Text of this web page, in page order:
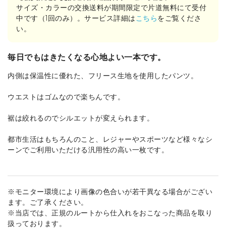
サイズ・カラーの交換送料が期間限定で片道無料にて受付
中です（1回のみ）。サービス詳細は こちらをご覧くださ
い。
毎日でもはきたくなる心地よい一本です。
内側は保温性に優れた、フリース生地を使用したパンツ。
ウエストはゴムなので楽ちんです。
裾は絞れるのでシルエットが変えられます。
都市生活はもちろんのこと、レジャーやスポーツなど様々なシ
ーンでご利用いただける汎用性の高い一枚です。
※モニター環境により画像の色合いが若干異なる場合がござい
ます。ご了承ください。
※当店では、正規のルートから仕入れをおこなった商品を取り
扱っております。